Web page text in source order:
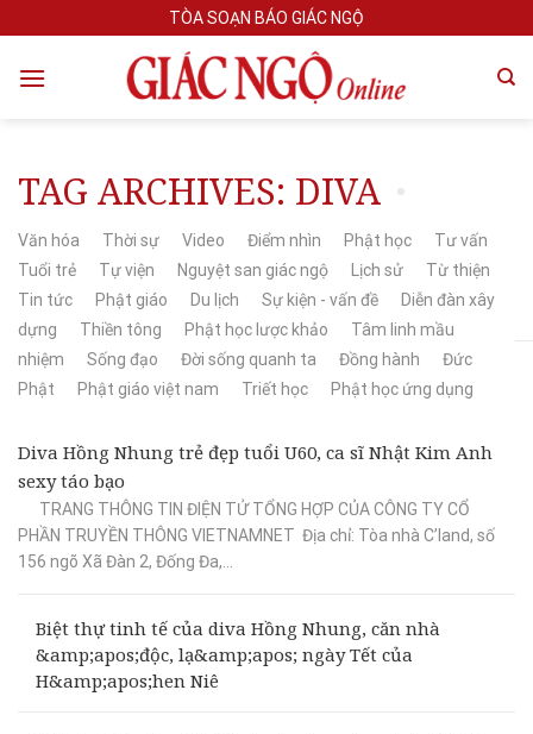
to
content
TÒA SOẠN BÁO GIÁC NGỘ
TAG ARCHIVES: DIVA
Văn hóa Thời sự Video Điểm nhìn Phật học
Tư vấn
Tuổi trẻ
Tự viện Nguyệt san giác ngộ Lịch sử
Từ thiện
Tin tức
Phật giáo Du lịch Sự kiện - vấn đề
Diễn đàn xây
dựng
Thiền tông Phật học lược khảo
Tâm linh mầu
nhiệm
Sống đạo Đời sống quanh ta Đồng hành
Đức
Phật
Phật giáo việt nam Triết học Phật học ứng dụng
Diva Hồng Nhung trẻ đẹp tuổi U60, ca sĩ Nhật Kim Anh
sexy táo bạo
TRANG THÔNG TIN ĐIỆN TỬ TỔNG HỢP CỦA CÔNG TY CỔ
PHẦN TRUYỀN THÔNG VIETNAMNET Địa chỉ: Tòa nhà C’land, số
156 ngõ Xã Đàn 2, Đống Đa,...
Biệt thự tinh tế của diva Hồng Nhung, căn nhà
&amp;apos;độc, lạ&amp;apos; ngày Tết của
H&amp;apos;hen Niê